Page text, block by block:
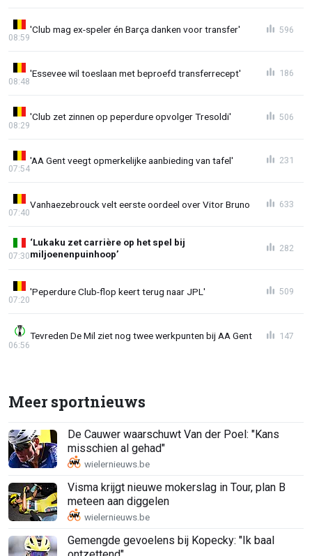
'Club mag ex-speler én Barça danken voor transfer'
08:59
596
'Essevee wil toeslaan met beproefd transferrecept'
08:48
186
'Club zet zinnen op peperdure opvolger Tresoldi'
08:29
506
'AA Gent veegt opmerkelijke aanbieding van tafel'
07:54
231
Vanhaezebrouck velt eerste oordeel over Vitor Bruno
07:40
633
‘Lukaku zet carrière op het spel bij
miljoenenpuinhoop’
07:30
282
'Peperdure Club-flop keert terug naar JPL'
07:20
509
Tevreden De Mil ziet nog twee werkpunten bij AA Gent
06:56
147
Meer sportnieuws
De Cauwer waarschuwt Van der Poel: "Kans
misschien al gehad"
Visma krijgt nieuwe mokerslag in Tour, plan B
meteen aan diggelen
Gemengde gevoelens bij Kopecky: "Ik baal